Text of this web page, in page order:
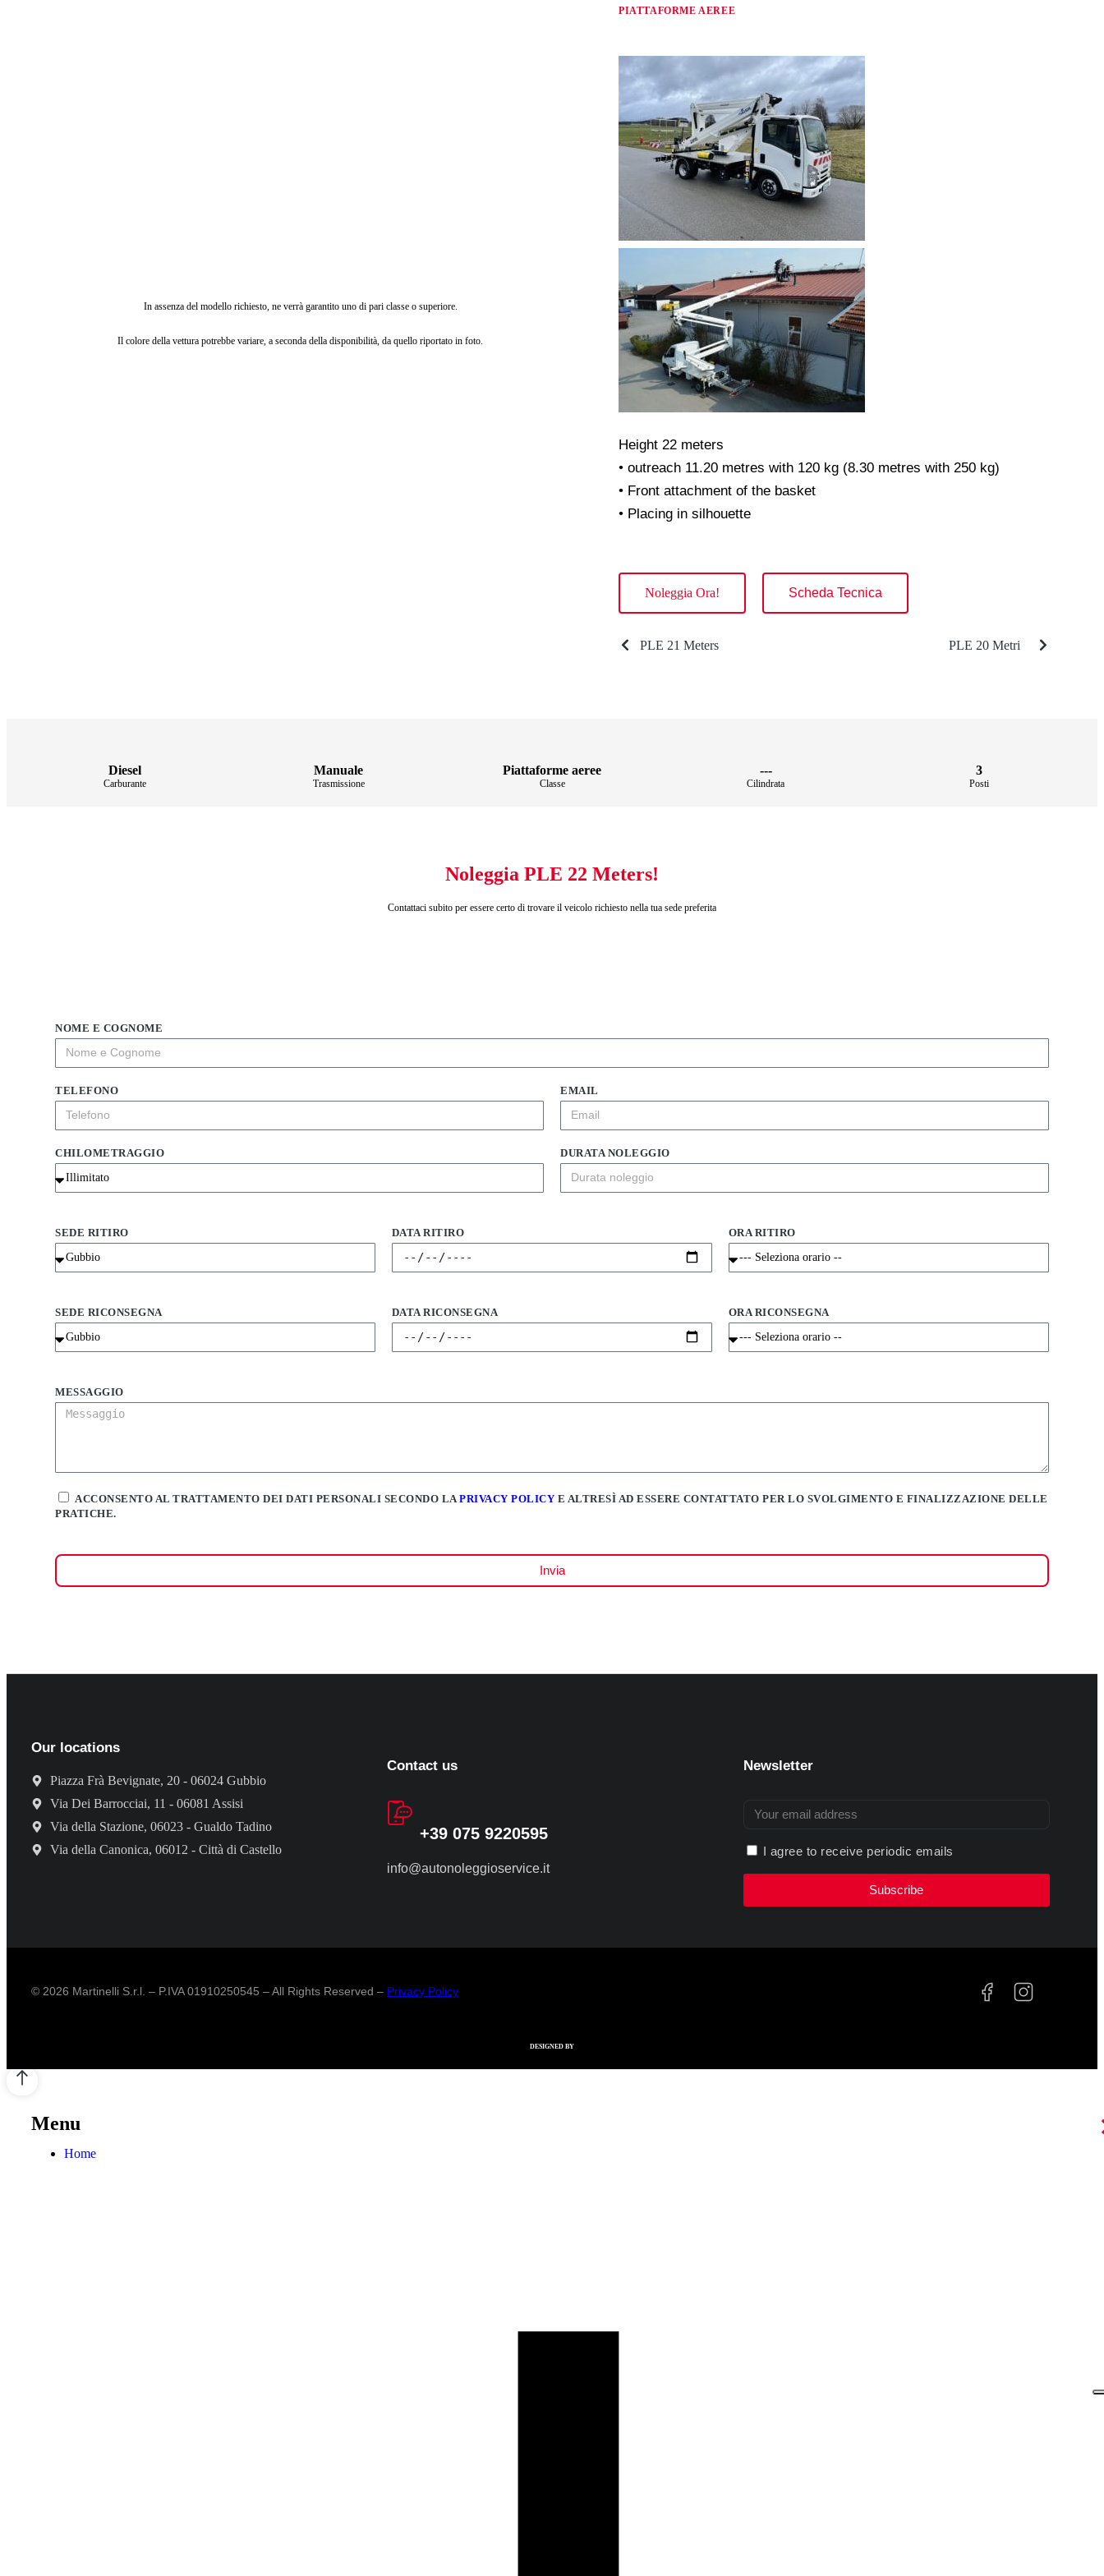
In assenza del modello richiesto, ne verrà garantito uno di pari classe o superiore.
Il colore della vettura potrebbe variare, a seconda della disponibilità, da quello riportato in foto.
PIATTAFORME AEREE
Height 22 meters
• outreach 11.20 metres with 120 kg (8.30 metres with 250 kg)
• Front attachment of the basket
• Placing in silhouette
Noleggia Ora! Scheda Tecnica
PLE 21 Meters PLE 20 Metri
Diesel
Carburante
Manuale
Trasmissione
Piattaforme aeree
Classe
---
Cilindrata
3
Posti
Noleggia PLE 22 Meters!
Contattaci subito per essere certo di trovare il veicolo richiesto nella tua sede preferita
NOME E COGNOME
TELEFONO EMAIL
CHILOMETRAGGIO DURATA NOLEGGIO
SEDE RITIRO DATA RITIRO ORA RITIRO
SEDE RICONSEGNA DATA RICONSEGNA ORA RICONSEGNA
MESSAGGIO
ACCONSENTO AL TRATTAMENTO DEI DATI PERSONALI SECONDO LA PRIVACY POLICY E ALTRESÌ AD ESSERE CONTATTATO PER LO SVOLGIMENTO E FINALIZZAZIONE DELLE
PRATICHE.
Invia
Our locations
Piazza Frà Bevignate, 20 - 06024 Gubbio
Via Dei Barrocciai, 11 - 06081 Assisi
Via della Stazione, 06023 - Gualdo Tadino
Via della Canonica, 06012 - Città di Castello
Contact us
+39 075 9220595
info@autonoleggioservice.it
Newsletter
I agree to receive periodic emails
Subscribe
© 2026 Martinelli S.r.l. – P.IVA 01910250545 – All Rights Reserved – Privacy Policy
DESIGNED BY
Menu
Home